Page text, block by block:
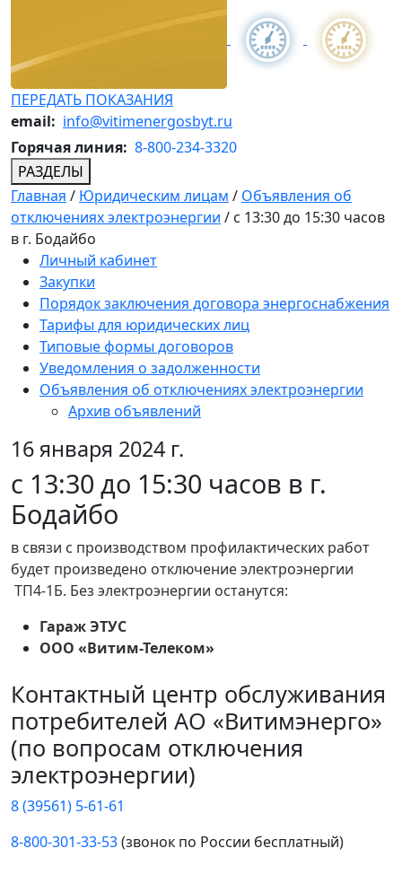
ПЕРЕДАТЬ ПОКАЗАНИЯ
email: info@vitimenergosbyt.ru
Горячая линия: 8-800-234-3320
РАЗДЕЛЫ
Главная / Юридическим лицам / Объявления об
отключениях электроэнергии / с 13:30 до 15:30 часов
в г. Бодайбо
Личный кабинет
Закупки
Порядок заключения договора энергоснабжения
Тарифы для юридических лиц
Типовые формы договоров
Уведомления о задолженности
Объявления об отключениях электроэнергии
Архив объявлений
16 января 2024 г.
с 13:30 до 15:30 часов в г.
Бодайбо
в связи с производством профилактических работ
будет произведено отключение электроэнергии
ТП4-1Б. Без электроэнергии останутся:
Гараж ЭТУС
ООО «Витим-Телеком»
Контактный центр обслуживания
потребителей АО «Витимэнерго»
(по вопросам отключения
электроэнергии)
8 (39561) 5-61-61
8-800-301-33-53(звонок по России бесплатный)